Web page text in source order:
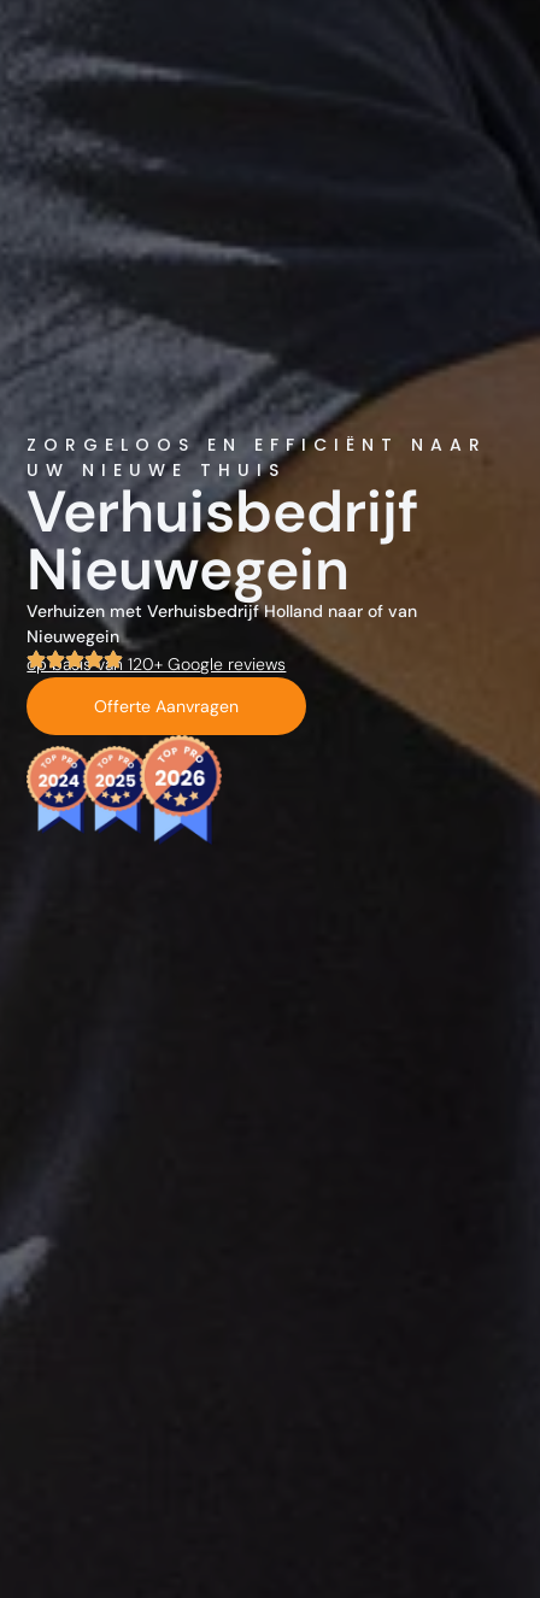
ZORGELOOS EN EFFICIËNT NAAR
UW NIEUWE THUIS
Verhuisbedrijf
Nieuwegein
Verhuizen met Verhuisbedrijf Holland naar of van
Nieuwegein
op basis van 120+ Google reviews
Offerte Aanvragen